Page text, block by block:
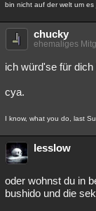
bin nicht auf der welt um
chucky
ehemaliges
ich würd'se für
cya.
I know, what you do, last
lesslow
oder wohnst du in
bushido und die